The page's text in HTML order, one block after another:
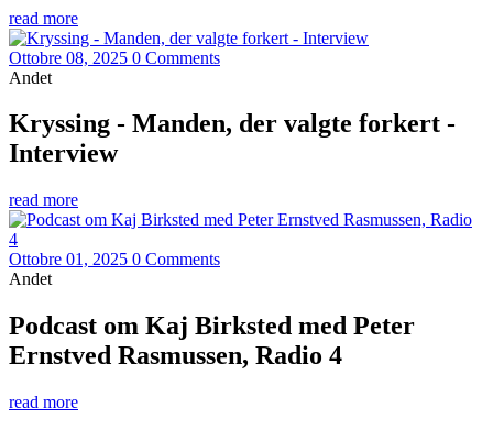
read more
Ottobre 08, 2025 0 Comments
Andet
Kryssing - Manden, der valgte forkert -
Interview
read more
Ottobre 01, 2025 0 Comments
Andet
Podcast om Kaj Birksted med Peter
Ernstved Rasmussen, Radio 4
read more